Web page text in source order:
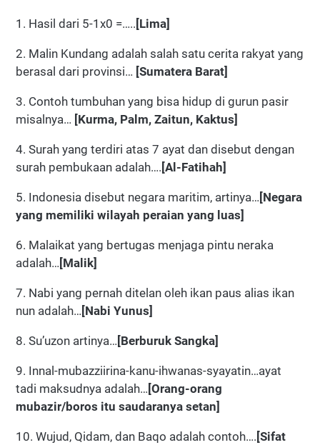
1. Hasil dari 5-1x0 =….. [Lima]
2. Malin Kundang adalah salah satu cerita rakyat yang
berasal dari provinsi… [Sumatera Barat]
3. Contoh tumbuhan yang bisa hidup di gurun pasir
misalnya… [Kurma, Palm, Zaitun, Kaktus]
4. Surah yang terdiri atas 7 ayat dan disebut dengan
surah pembukaan adalah…. [Al-Fatihah]
5. Indonesia disebut negara maritim, artinya… [Negara
yang memiliki wilayah peraian yang luas]
6. Malaikat yang bertugas menjaga pintu neraka
adalah… [Malik]
7. Nabi yang pernah ditelan oleh ikan paus alias ikan
nun adalah… [Nabi Yunus]
8. Su’uzon artinya… [Berburuk Sangka]
9. Innal-mubazziirina-kanu-ihwanas-syayatin…ayat
tadi maksudnya adalah… [Orang-orang
mubazir/boros itu saudaranya setan]
10. Wujud, Qidam, dan Baqo adalah contoh…. [Sifat